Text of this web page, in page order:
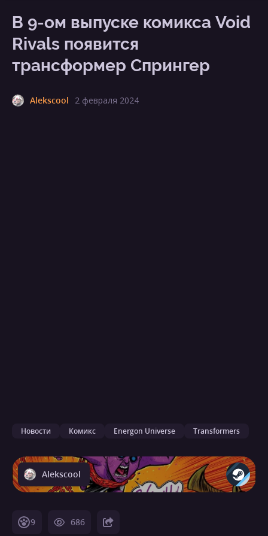
В 9-ом выпуске комикса Void
Rivals появится
трансформер Спрингер
Alekscool 2 февраля 2024
Новости Комикс Energon Universe Transformers
Alekscool
9 686